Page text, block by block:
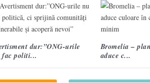
3 semne care te ajută să recunoști un
cerebral 2
Campania „Are nevoie de tine. Vorbește cu
treia ediție.
VIDEO. Topografi militari
dur:”ONG-urile
fac politi...
Bromelia –
aduce c...